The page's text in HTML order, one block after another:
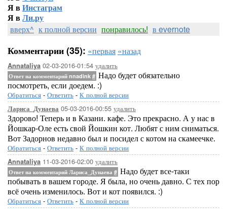
Я вИнстаграм
Я вЛи.ру
вверх^ к полной версии понравилось! в evernote
Комментарии (35): «первая «назад
Annataliya 02-03-2016-01:54 удалить
Ответ на комментарий nnadink # Надо будет обязательно
посмотреть, если доедем. :)
Обратиться - Ответить - К полной версии
Лариса_Дунаева 05-03-2016-00:55 удалить
Здорово! Теперь и в Казани. кафе. Это прекрасно. А у нас в
Йошкар-Оле есть свой Йошкин кот. Любят с ним сниматься.
Вот Задорнов недавно был и посидел с котом на скамеечке.
Обратиться - Ответить - К полной версии
Annataliya 11-03-2016-02:00 удалить
Ответ на комментарий Лариса_Дунаева # Надо будет все-таки
побывать в вашем городе. Я была, но очень давно. С тех пор
всё очень изменилось. Вот и кот появился. :)
Обратиться - Ответить - К полной версии